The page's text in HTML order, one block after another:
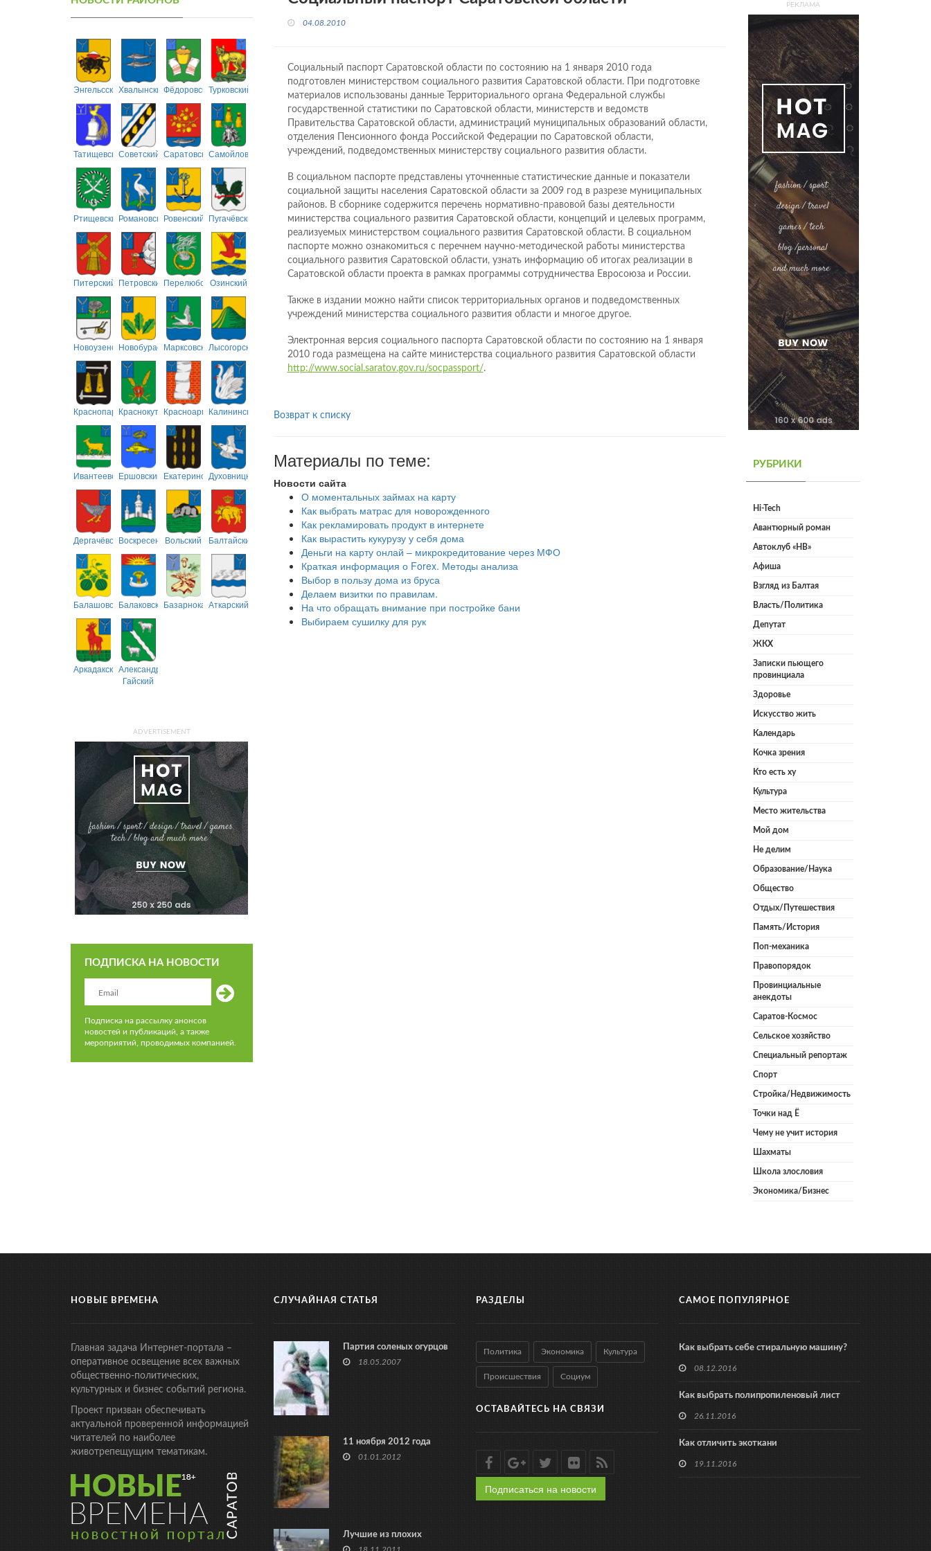
ЭнгельсскийХвалынскийФёдоровскийТурковский
ТатищевскийСоветский СаратовскийСамойловский
РтищевскийРомановскийРовенский Пугачёвский
Питерский ПетровскийПерелюбскийОзинский
НовоузенскийНовобурасскийМарксовскийЛысогорский
Краснопартизанский
КраснокутскийКрасноармейский
Калининский
ИвантеевскийЕршовский ЕкатериновскийДуховницкий
ДергачёвскийВоскресенскийВольский Балтайский
БалашовскийБалаковскийБазарнокарабулакский
Аткарский
АркадакскийАлександрово-
Гайский
ADVERTISEMENT
ПОДПИСКА НА НОВОСТИ
Подписка на рассылку анонсов
новостей и публикаций, а также
мероприятий, проводимых компанией.
04.08.2010
Социальный паспорт Саратовской области по состоянию на 1 января 2010 года
подготовлен министерством социального развития Саратовской области. При подготовке
материалов использованы данные Территориального органа Федеральной службы
государственной статистики по Саратовской области, министерств и ведомств
Правительства Саратовской области, администраций муниципальных образований области,
отделения Пенсионного фонда Российской Федерации по Саратовской области,
учреждений, подведомственных министерству социального развития области.
В социальном паспорте представлены уточненные статистические данные и показатели
социальной защиты населения Саратовской области за 2009 год в разрезе муниципальных
районов. В сборнике содержится перечень нормативно-правовой базы деятельности
министерства социального развития Саратовской области, концепций и целевых программ,
реализуемых министерством социального развития Саратовской области. В социальном
паспорте можно ознакомиться с перечнем научно-методической работы министерства
социального развития Саратовской области, узнать информацию об итогах реализации в
Саратовской области проекта в рамках программы сотрудничества Евросоюза и России.
Также в издании можно найти список территориальных органов и подведомственных
учреждений министерства социального развития области и многое другое.
Электронная версия социального паспорта Саратовской области по состоянию на 1 января
2010 года размещена на сайте министерства социального развития Саратовской области
http://www.social.saratov.gov.ru/socpassport/.
Возврат к списку
Материалы по теме:
Новости сайта
О моментальных займах на карту
Как выбрать матрас для новорожденного
Как рекламировать продукт в интернете
Как вырастить кукурузу у себя дома
Деньги на карту онлай – микрокредитование через МФО
Краткая информация о Forex. Методы анализа
Выбор в пользу дома из бруса
Делаем визитки по правилам.
На что обращать внимание при постройке бани
Выбираем сушилку для рук
РЕКЛАМА
РУБРИКИ
Hi-Tech
Авантюрный роман
Автоклуб «НВ»
Афиша
Взгляд из Балтая
Власть/Политика
Депутат
ЖКХ
Записки пьющего
провинциала
Здоровье
Искусство жить
Календарь
Кочка зрения
Кто есть ху
Культура
Место жительства
Мой дом
Не делим
Образование/Наука
Общество
Отдых/Путешествия
Память/История
Поп-механика
Правопорядок
Провинциальные
анекдоты
Саратов-Космос
Сельское хозяйство
Специальный репортаж
Спорт
Стройка/Недвижимость
Точки над Ё
Чему не учит история
Шахматы
Школа злословия
Экономика/Бизнес
НОВЫЕ ВРЕМЕНА
Главная задача Интернет-портала –
оперативное освещение всех важных
общественно-политических,
культурных и бизнес событий региона.
Проект призван обеспечивать
актуальной проверенной информацией
читателей по наиболее
животрепещущим тематикам.
СЛУЧАЙНАЯ СТАТЬЯ
Партия соленых огурцов
18.05.2007
11 ноября 2012 года
01.01.2012
Лучшие из плохих
РАЗДЕЛЫ
Политика Экономика Культура
Происшествия Социум
ОСТАВАЙТЕСЬ НА СВЯЗИ
Подписаться на новости
САМОЕ ПОПУЛЯРНОЕ
Как выбрать себе стиральную машину?
08.12.2016
Как выбрать полипропиленовый лист
26.11.2016
Как отличить экоткани
19.11.2016